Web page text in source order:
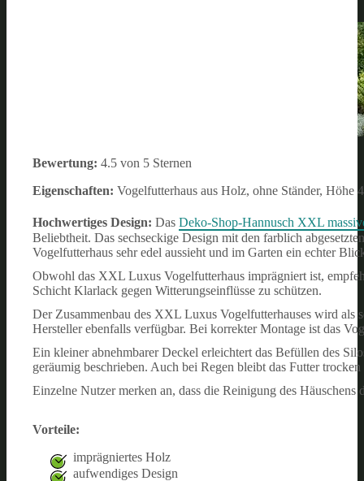
Bewertung: 4.5 von 5 Sternen
Eigenschaften: Vogelfutterhaus aus Holz, ohne Ständer, Höhe
Hochwertiges Design: Das Deko-Shop-Hannusch XXL
Beliebtheit. Das sechseckige Design mit den farblich
Vogelfutterhaus sehr edel aussieht und im Garten ein echter
Obwohl das XXL Luxus Vogelfutterhaus imprägniert ist,
Schicht Klarlack gegen Witterungseinflüsse zu schützen.
Der Zusammenbau des XXL Luxus Vogelfutterhauses wird als
Hersteller ebenfalls verfügbar. Bei korrekter Montage ist das
Ein kleiner abnehmbarer Deckel erleichtert das Befüllen des
geräumig beschrieben. Auch bei Regen bleibt das Futter
Einzelne Nutzer merken an, dass die Reinigung des
Vorteile:
imprägniertes Holz
aufwendiges Design